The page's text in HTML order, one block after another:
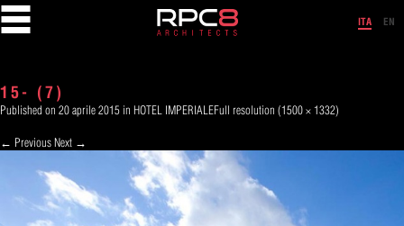
Skip
to
content
ITA EN
15- (7)
Published on 20 aprile 2015 in HOTEL IMPERIALEFull resolution (1500 × 1332)
← PreviousNext →